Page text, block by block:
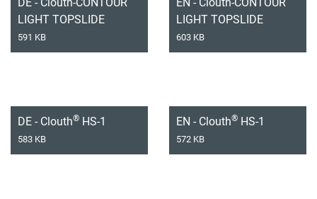
LIGHT TOPSLIDE
591 KB
LIGHT TOPSLIDE
603 KB
DE - Clouth® HS-1
583 KB
EN - Clouth® HS-1
572 KB